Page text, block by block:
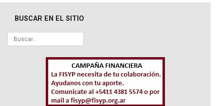
BUSCAR EN EL SITIO